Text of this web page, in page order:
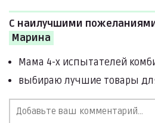
С наилучшими
Марина
Мама 4-х испытателей
выбираю лучшие товары